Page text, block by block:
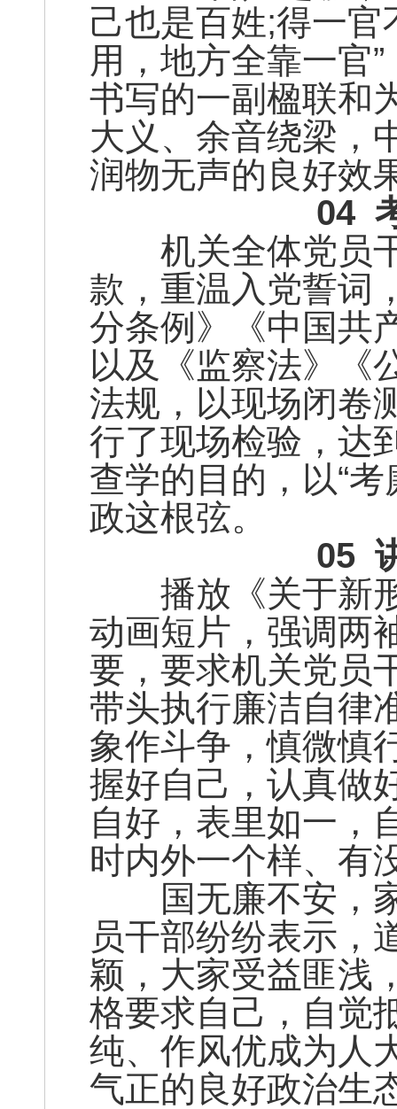
己也是百姓;得一
用，地方全靠一官
书写的一副楹联和
大义、余音绕梁，
润物无声的良好效
04
机关全体党员干
款，重温入党誓词
分条例》《中国共
以及《监察法》《
法规，以现场闭卷
行了现场检验，达
查学的目的，以“考
政这根弦。
05
播放《关于新形
动画短片，强调两
要，要求机关党员
带头执行廉洁自律
象作斗争，慎微慎
握好自己，认真做
自好，表里如一，
时内外一个样、有
国无廉不安，家
员干部纷纷表示，
颖，大家受益匪浅
格要求自己，自觉
纯、作风优成为人
气正的良好政治生